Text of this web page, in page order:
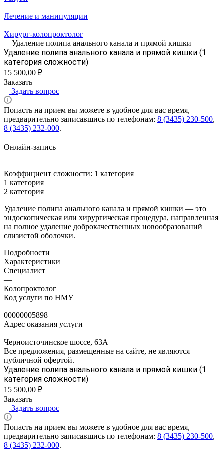
—
Лечение и манипуляции
—
Хирург-колопроктолог
—Удаление полипа анального канала и прямой кишки
Удаление полипа анального канала и прямой кишки (1
категория сложности)
15 500,00 ₽
Заказать
Задать вопрос
Попасть на прием вы можете в удобное для вас время,
предварительно записавшись по телефонам: 8 (3435) 230-500,
8 (3435) 232-000.
Онлайн-запись
Коэффициент сложности: 1 категория
1 категория
2 категория
Удаление полипа анального канала и прямой кишки — это
эндоскопическая или хирургическая процедура, направленная
на полное удаление доброкачественных новообразований
слизистой оболочки.
Подробности
Характеристики
Специалист
—
Колопроктолог
Код услуги по НМУ
—
00000005898
Адрес оказания услуги
—
Черноисточинское шоссе, 63А
Все предложения, размещенные на сайте, не являются
публичной офертой.
Удаление полипа анального канала и прямой кишки (1
категория сложности)
15 500,00 ₽
Заказать
Задать вопрос
Попасть на прием вы можете в удобное для вас время,
предварительно записавшись по телефонам: 8 (3435) 230-500,
8 (3435) 232-000.